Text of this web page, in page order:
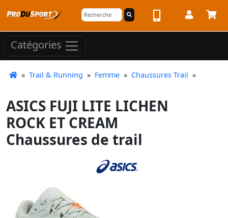
Catégories
» Trail & Running » Femme » Chaussures Trail »
ASICS FUJI LITE LICHEN
ROCK ET CREAM
Chaussures de trail